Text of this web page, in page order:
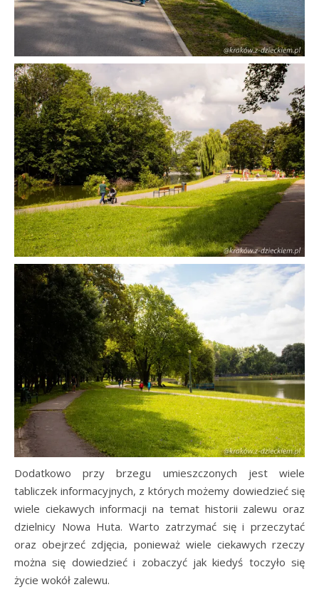
Dodatkowo przy brzegu umieszczonych jest wiele
tabliczek informacyjnych, z których możemy dowiedzieć się
wiele ciekawych informacji na temat historii zalewu oraz
dzielnicy Nowa Huta. Warto zatrzymać się i przeczytać
oraz obejrzeć zdjęcia, ponieważ wiele ciekawych rzeczy
można się dowiedzieć i zobaczyć jak kiedyś toczyło się
życie wokół zalewu.